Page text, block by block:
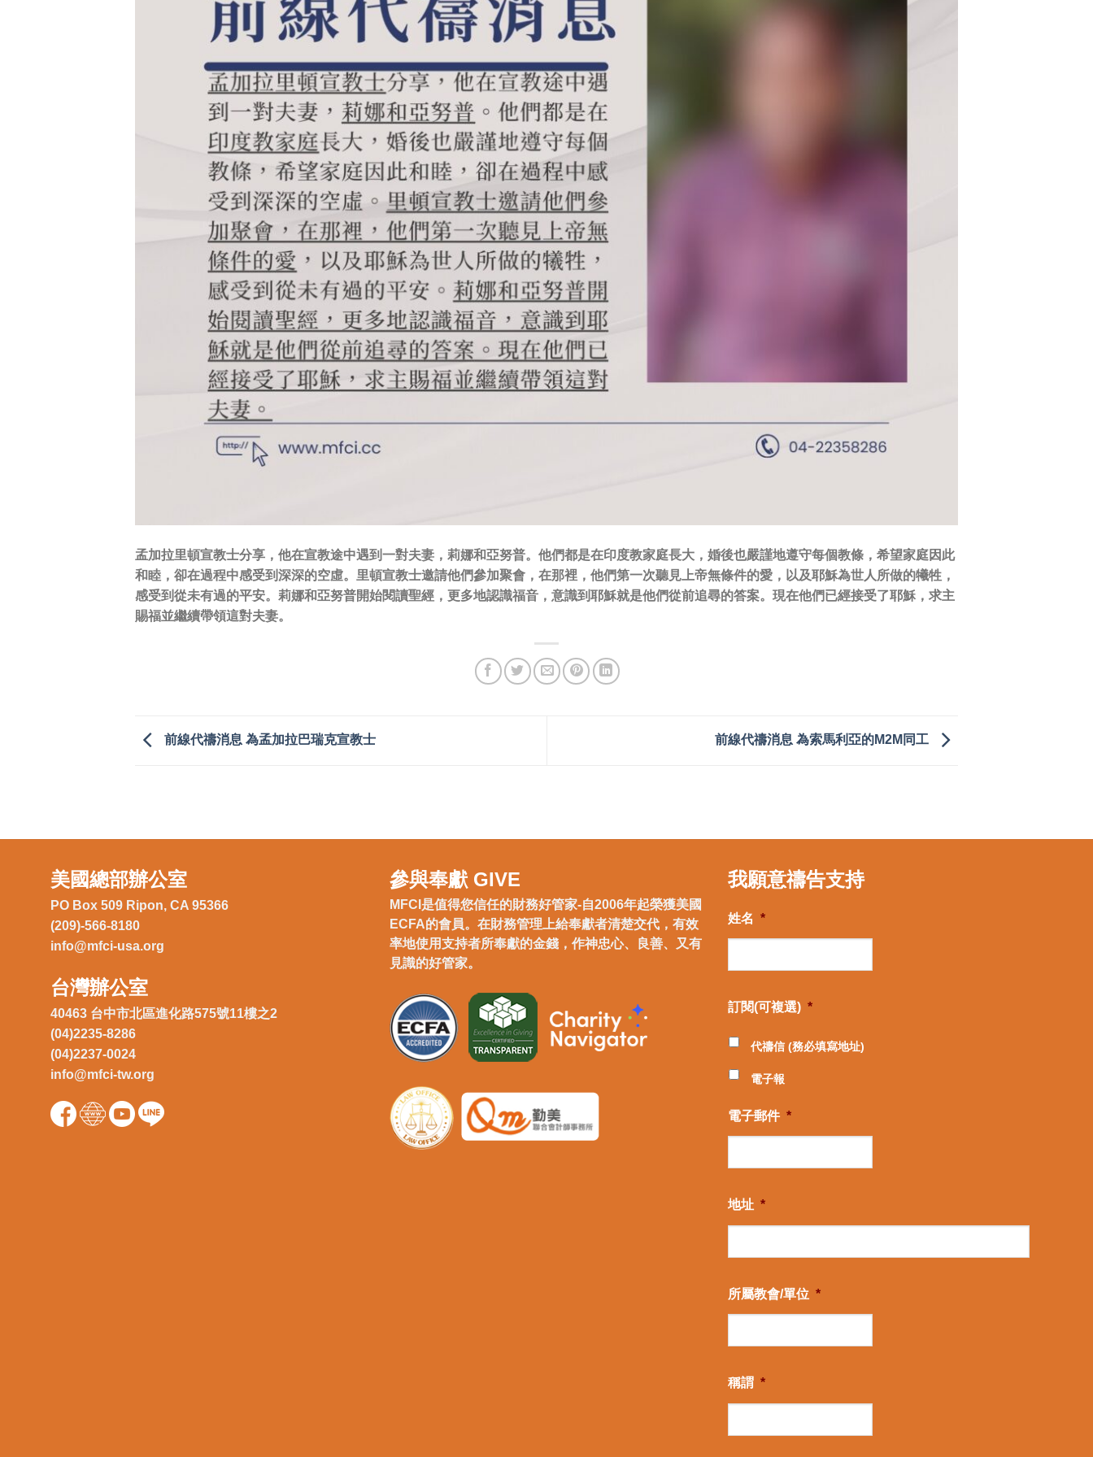
孟加拉里頓宣教士分享，他在宣教途中遇到一對夫妻，莉娜和亞努普。他們都是在印度教家庭長大，婚後也嚴謹地遵守每個教條，希望家庭因此
和睦，卻在過程中感受到深深的空虛。里頓宣教士邀請他們參加聚會，在那裡，他們第一次聽見上帝無條件的愛，以及耶穌為世人所做的犧牲，
感受到從未有過的平安。莉娜和亞努普開始閱讀聖經，更多地認識福音，意識到耶穌就是他們從前追尋的答案。現在他們已經接受了耶穌，求主
賜福並繼續帶領這對夫妻。
前線代禱消息 為孟加拉巴瑞克宣教士 前線代禱消息 為索馬利亞的M2M同工
美國總部辦公室
PO Box 509 Ripon, CA 95366
(209)-566-8180
info@mfci-usa.org
台灣辦公室
40463 台中市北區進化路575號11樓之2
(04)2235-8286
(04)2237-0024
info@mfci-tw.org
參與奉獻 GIVE
MFCI是值得您信任的財務好管家-自2006年起榮獲美國
ECFA的會員。在財務管理上給奉獻者清楚交代，有效
率地使用支持者所奉獻的金錢，作神忠心、良善、又有
見識的好管家。
我願意禱告支持
姓名 *
訂閱(可複選) *
代禱信 (務必填寫地址)
電子報
電子郵件 *
地址 *
所屬教會/單位 *
稱謂 *